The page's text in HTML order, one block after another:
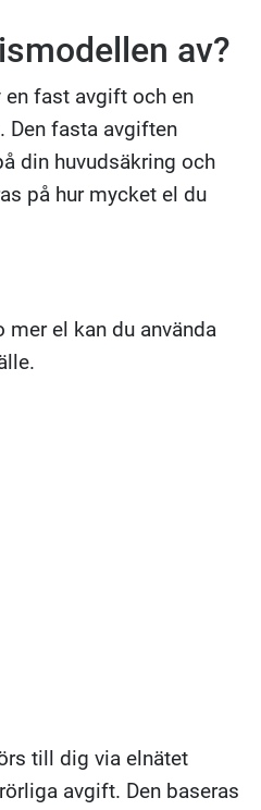
av?
fast avgift och en
Den fasta avgiften
din huvudsäkring och
på hur mycket el du
el kan du använda
till dig via elnätet
avgift. Den baseras